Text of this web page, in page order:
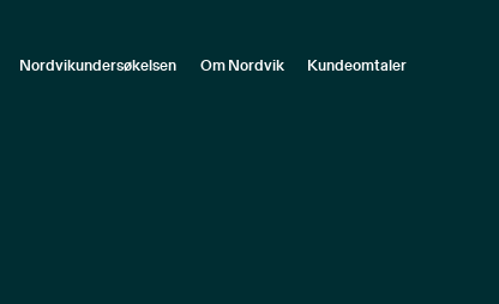
Nordvikundersøkelsen Om Nordvik Kundeomtaler